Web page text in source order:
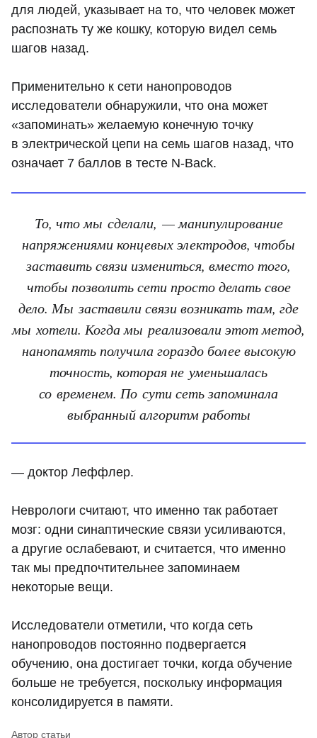
для людей, указывает на то, что человек может
распознать ту же кошку, которую видел семь
шагов назад.
Применительно к сети нанопроводов
исследователи обнаружили, что она может
«запоминать» желаемую конечную точку
в электрической цепи на семь шагов назад, что
означает 7 баллов в тесте N-Back.
То, что мы сделали, — манипулирование
напряжениями концевых электродов, чтобы
заставить связи измениться, вместо того,
чтобы позволить сети просто делать свое
дело. Мы заставили связи возникать там, где
мы хотели. Когда мы реализовали этот метод,
нанопамять получила гораздо более высокую
точность, которая не уменьшалась
со временем. По сути сеть запоминала
выбранный алгоритм работы
— доктор Леффлер.
Неврологи считают, что именно так работает
мозг: одни синаптические связи усиливаются,
а другие ослабевают, и считается, что именно
так мы предпочтительнее запоминаем
некоторые вещи.
Исследователи отметили, что когда сеть
нанопроводов постоянно подвергается
обучению, она достигает точки, когда обучение
больше не требуется, поскольку информация
консолидируется в памяти.